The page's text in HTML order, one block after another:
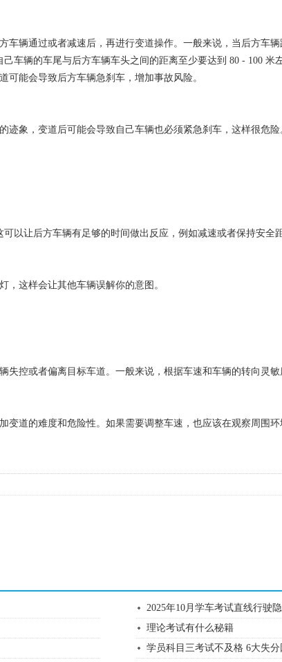
辆通过或者减速后，再进行变道操作。一般来说，当后方车
车辆的车尾与后方车辆车头之间的距离至少要达到 80 - 100 米
能会导致后方车辆急刹车，增加事故风险。
象，变道后可能会导致自己车辆也必须紧急刹车，这样很危
让后方车辆有足够的时间做出反应，例如减速或者保持安全距
这样会让其他车辆误解你的意图。
控或者偏离目标车道。一般来说，根据车速和车辆的转向灵敏
道的难度和危险性。如果需要调整车速，也应该在观察周围环
2025年10月学车考试直线行驶
理论考试有什么秘籍
学员科目三考试不及格 6大失